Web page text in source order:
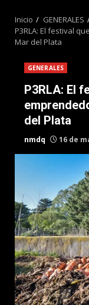
Inicio
GENERALES
P3RLA: El festival
Mar del Plata
GENERALES
P3RLA: El
del Plata
nmdq 16 de